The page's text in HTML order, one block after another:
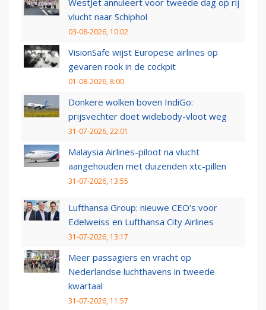
WestJet annuleert voor tweede dag op rij
vlucht naar Schiphol
03-08-2026, 10:02
VisionSafe wijst Europese airlines op
gevaren rook in de cockpit
01-08-2026, 8:00
Donkere wolken boven IndiGo:
prijsvechter doet widebody-vloot weg
31-07-2026, 22:01
Malaysia Airlines-piloot na vlucht
aangehouden met duizenden xtc-pillen
31-07-2026, 13:55
Lufthansa Group: nieuwe CEO’s voor
Edelweiss en Lufthansa City Airlines
31-07-2026, 13:17
Meer passagiers en vracht op
Nederlandse luchthavens in tweede
kwartaal
31-07-2026, 11:57